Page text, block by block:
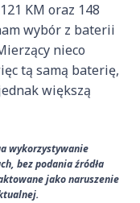
KM oraz 148
wybór z baterii
nieco
tą samą baterię,
większą
wykorzystywanie
bez podania źródła
jako naruszenie